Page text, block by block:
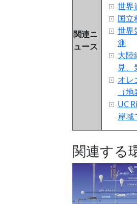
関連ニ
ュース
世界
国立
世界
測
大陸
見
オレ
（
UC
岸域
関連する